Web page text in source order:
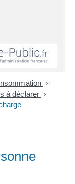
>
à déclarer >